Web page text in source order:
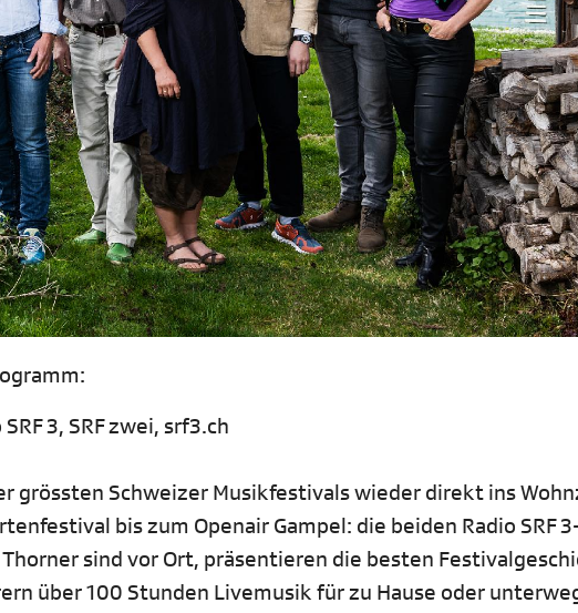
3, SRF zwei, srf3.ch
grössten Schweizer Musikfestivals wieder direkt ins
bis zum Openair Gampel: die beiden Radio SRF
sind vor Ort, präsentieren die besten
über 100 Stunden Livemusik für zu Hause oder